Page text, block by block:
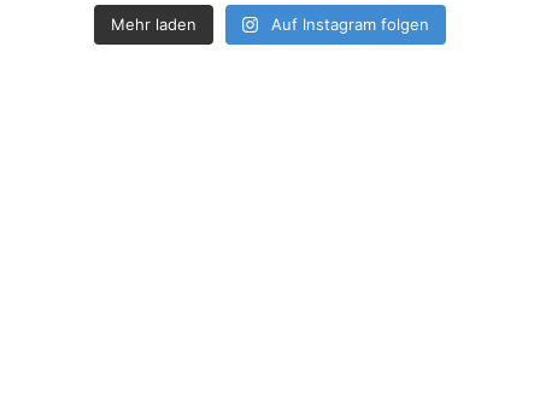
Mehr laden Auf Instagram folgen